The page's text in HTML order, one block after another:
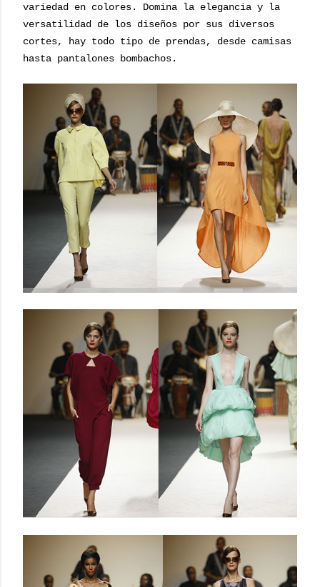
variedad en colores. Domina la elegancia y la
versatilidad de los diseños por sus diversos
cortes, hay todo tipo de prendas, desde camisas
hasta pantalones bombachos.